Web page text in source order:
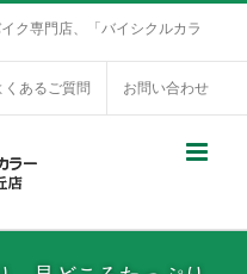
ク専門店、「バイシクルカラ
くあるご質問 お問い合わせ